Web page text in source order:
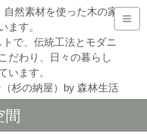
自然素材を使った木の家
ます。
で、伝統工法とモダニ
だわり、日々の暮らし
います。
杉の納屋）by 森林生活
間